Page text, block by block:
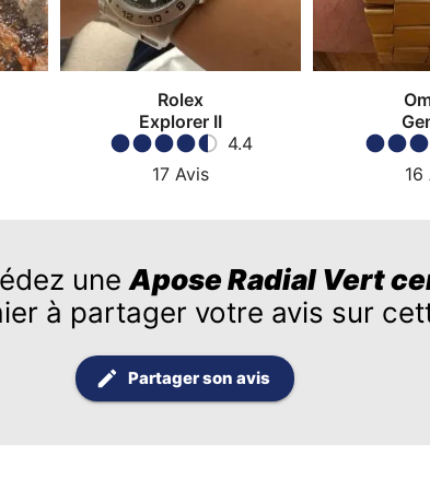
Rolex
Explorer II
4.4
17 Avis
16
une Apose Radial Vert
à partager votre avis sur
Partager son avis